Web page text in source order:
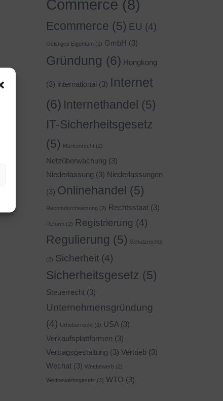
Commerce (8)
Ecommerce (5) EU (4)
Geistiges Eigentum (2) GmbH (3)
Gründung (6) Hongkong
(3) international (3) Internet
(6) Internethandel (5)
IT-Sicherheitsgesetz
(5) Markenrecht(2)
Netzüberwachung (3)
Niederlassung (3) Niederlassungen
(3) Onlinehandel (5)
Rechtsdurchsetzung (2) Rechtsstaat(3)
Reform (2) Registrierung (4)
Regulierung (5) Schutzrechte
(2) Sicherheit(4)
Sicherheitsgesetz (5)
Steuerrecht(3)
Unternehmensgründung
(4) Urheberrecht(2) USA(3)
Verkaufsplattformen (3)
Vertragsgestaltung (3) Vertrieb(3)
Wechat(3) Wettbewerb(2)
Wettbewerbsgesetz (2) WTO (3)